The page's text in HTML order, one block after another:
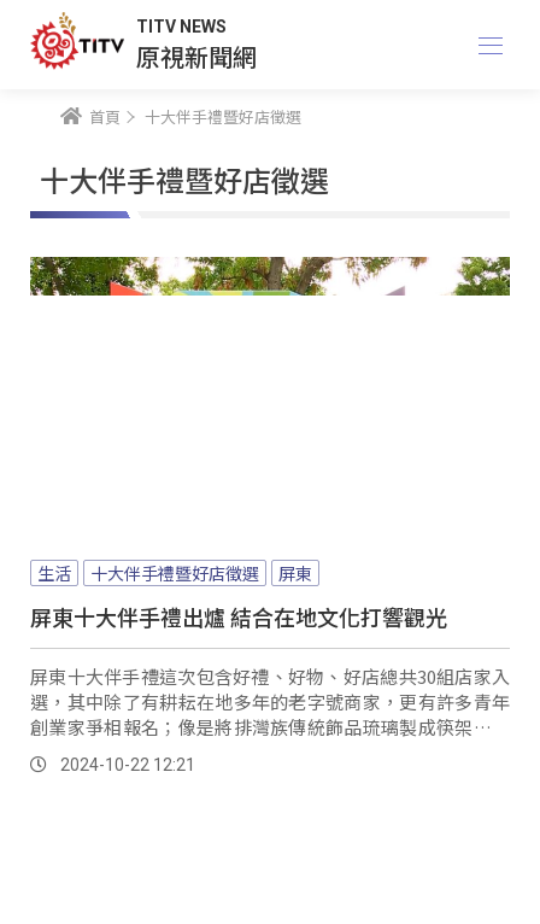
TITV NEWS
原視新聞網
首頁 十大伴手禮暨好店徵選
十大伴手禮暨好店徵選
生活 十大伴手禮暨好店徵選 屏東
屏東十大伴手禮出爐 結合在地文化打響觀光
屏東十大伴手禮這次包含好禮、好物、好店總共30組店家入
選，其中除了有耕耘在地多年的老字號商家，更有許多青年
創業家爭相報名；像是將排灣族傳統飾品琉璃製成筷架，還
有業者將東港迎王祭典融入商品，充分結合在地文化與生活
記憶。2024-10-22 12:21